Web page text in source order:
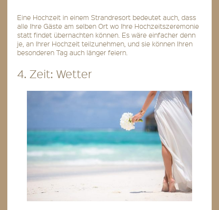
Eine Hochzeit in einem Strandresort bedeutet auch, dass
alle Ihre Gäste am selben Ort wo Ihre Hochzeitszeremonie
statt findet übernachten können. Es wäre einfacher denn
je, an Ihrer Hochzeit teilzunehmen, und sie können Ihren
besonderen Tag auch länger feiern.
4. Zeit: Wetter